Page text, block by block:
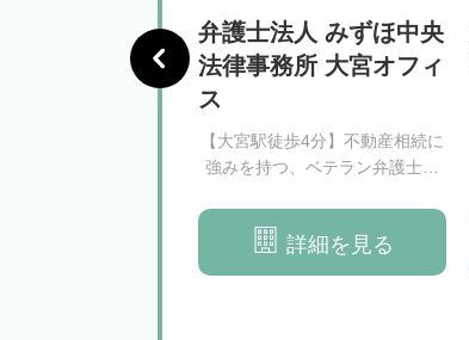
事務所 大宮オ
弁護士法人 みずほ中央
法律事務所 大宮オフィ
ス
【大宮駅徒歩4分】不動産相続に
強みを持つ、ベテラン弁護士を
詳細を見る